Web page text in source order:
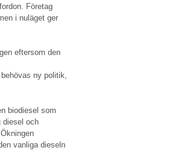
Företag
i nuläget ger
eftersom den
ny politik,
biodiesel som
diesel och
vanliga dieseln